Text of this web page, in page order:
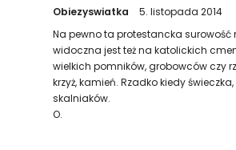
Obiezyswiatka
5. listopada 2014
Na pewno ta protestancka surowość
widoczna jest też na katolickich
wielkich pomników, grobowców czy
krzyż, kamień. Rzadko kiedy
skalniaków.
O.